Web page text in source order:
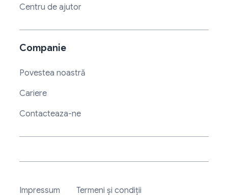
Centru de ajutor
Companie
Povestea noastră
Cariere
Contacteaza-ne
Impressum Termeni și condiții